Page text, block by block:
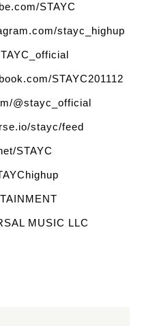
STAYC
stayc_highup
STAYC201112
@stayc_official
stayc/feed
STAYC
MUSIC LLC